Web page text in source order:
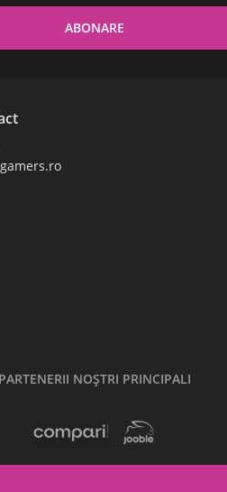
PARTENERII NOŞTRI PRINCIPALI